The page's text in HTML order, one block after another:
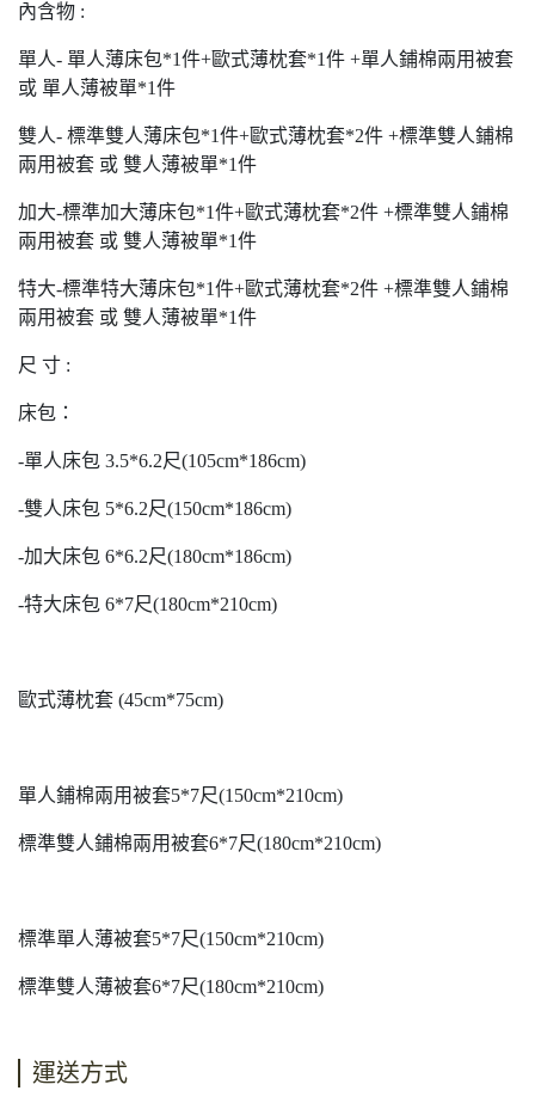
內含物 :
單人- 單人薄床包*1件+歐式薄枕套*1件 +單人鋪棉兩用被套
或 單人薄被單*1件
雙人- 標準雙人薄床包*1件+歐式薄枕套*2件 +標準雙人鋪棉
兩用被套 或 雙人薄被單*1件
加大-標準加大薄床包*1件+歐式薄枕套*2件 +標準雙人鋪棉
兩用被套 或 雙人薄被單*1件
特大-標準特大薄床包*1件+歐式薄枕套*2件 +標準雙人鋪棉
兩用被套 或 雙人薄被單*1件
尺 寸 :
床包：
-單人床包 3.5*6.2尺(105cm*186cm)
-雙人床包 5*6.2尺(150cm*186cm)
-加大床包 6*6.2尺(180cm*186cm)
-特大床包 6*7尺(180cm*210cm)
歐式薄枕套 (45cm*75cm)
單人鋪棉兩用被套5*7尺(150cm*210cm)
標準雙人鋪棉兩用被套6*7尺(180cm*210cm)
標準單人薄被套5*7尺(150cm*210cm)
標準雙人薄被套6*7尺(180cm*210cm)
運送方式